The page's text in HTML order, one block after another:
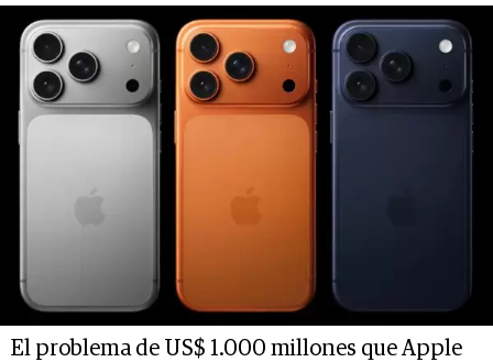
El problema de US$ 1.000 millones que Apple